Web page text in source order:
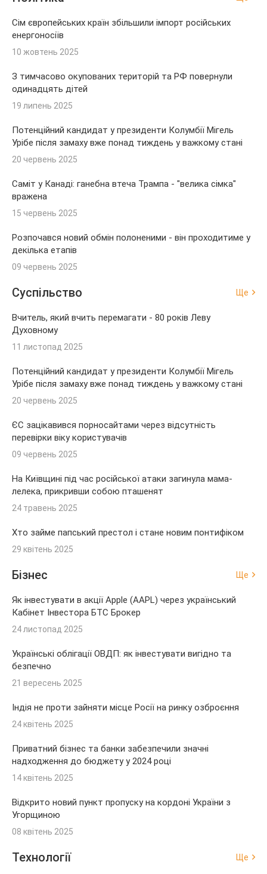
Сім європейських країн збільшили імпорт російських
енергоносіїв
10 жовтень 2025
З тимчасово окупованих територій та РФ повернули
одинадцять дітей
19 липень 2025
Потенційний кандидат у президенти Колумбії Мігель
Урібе після замаху вже понад тиждень у важкому стані
20 червень 2025
Саміт у Канаді: ганебна втеча Трампа - "велика сімка"
вражена
15 червень 2025
Розпочався новий обмін полоненими - він проходитиме у
декілька етапів
09 червень 2025
Суспільство Ще
Вчитель, який вчить перемагати - 80 років Леву
Духовному
11 листопад 2025
Потенційний кандидат у президенти Колумбії Мігель
Урібе після замаху вже понад тиждень у важкому стані
20 червень 2025
ЄС зацікавився порносайтами через відсутність
перевірки віку користувачів
09 червень 2025
На Київщині під час російської атаки загинула мама-
лелека, прикривши собою пташенят
24 травень 2025
Хто займе папський престол і стане новим понтифіком
29 квітень 2025
Бізнес Ще
Як інвестувати в акції Apple (AAPL) через український
Кабінет Інвестора БТС Брокер
24 листопад 2025
Українські облігації ОВДП: як інвестувати вигідно та
безпечно
21 вересень 2025
Індія не проти зайняти місце Росії на ринку озброєння
24 квітень 2025
Приватний бізнес та банки забезпечили значні
надходження до бюджету у 2024 році
14 квітень 2025
Відкрито новий пункт пропуску на кордоні України з
Угорщиною
08 квітень 2025
Технології Ще